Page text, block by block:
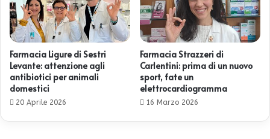
Farmacia Ligure di Sestri
Levante: attenzione agli
antibiotici per animali
domestici
20 Aprile 2026
Farmacia Strazzeri di
Carlentini: prima di un nuovo
sport, fate un
elettrocardiogramma
16 Marzo 2026